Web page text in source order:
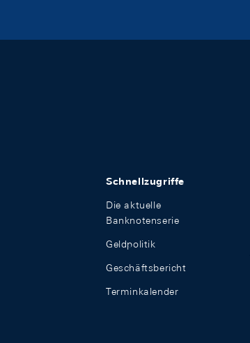
Schnellzugriffe
Die aktuelle
Banknotenserie
Geldpolitik
Geschäftsbericht
Terminkalender